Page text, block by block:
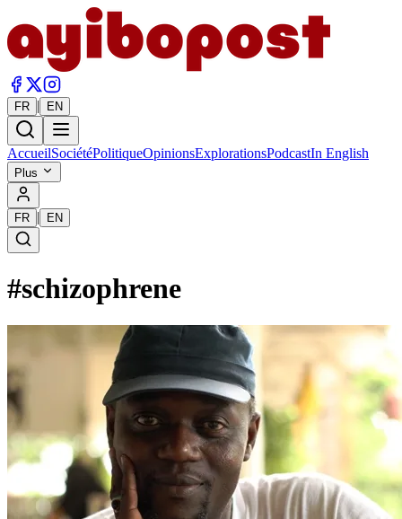
FR | EN
AccueilSociétéPolitiqueOpinionsExplorationsPodcastIn English
Plus
FR | EN
#schizophrene